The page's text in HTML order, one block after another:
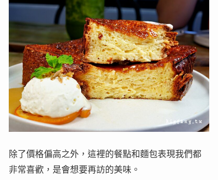
除了價格偏高之外，這裡的餐點和麵包表現我們都
非常喜歡，是會想要再訪的美味。